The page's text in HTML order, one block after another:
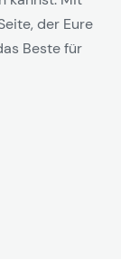
der Eure
Beste für